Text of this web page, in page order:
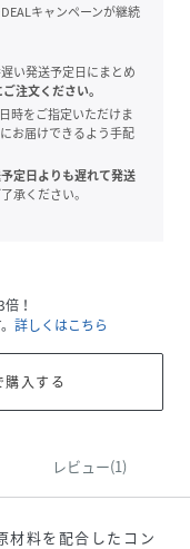
キャンペーンが継続
い発送予定日にまとめ
注文ください。
時をご指定いただけま
お届けできるよう手配
定日よりも遅れて発送
承ください。
！
詳しくはこちら
入する
レビュー(1)
材料を配合したコン